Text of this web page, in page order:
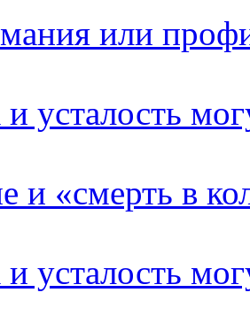
или
усталость
и «смерть в
усталость